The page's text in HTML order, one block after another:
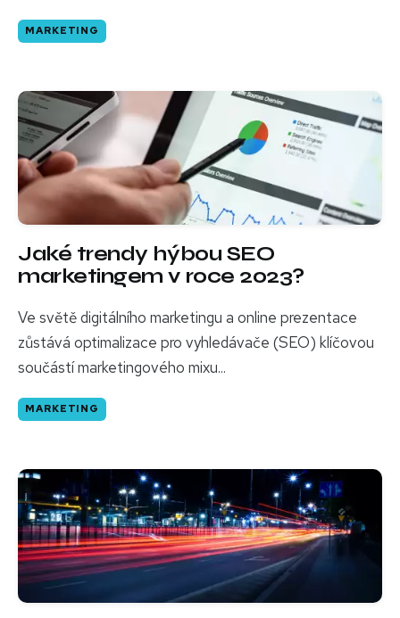
MARKETING
Jaké trendy hýbou SEO
marketingem v roce 2023?
Ve světě digitálního marketingu a online prezentace
zůstává optimalizace pro vyhledávače (SEO) klíčovou
součástí marketingového mixu...
MARKETING